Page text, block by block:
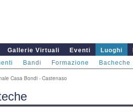
Gallerie Virtuali Eventi Luoghi
Bandi Formazione Bacheche
Casa Bondi - Castenaso